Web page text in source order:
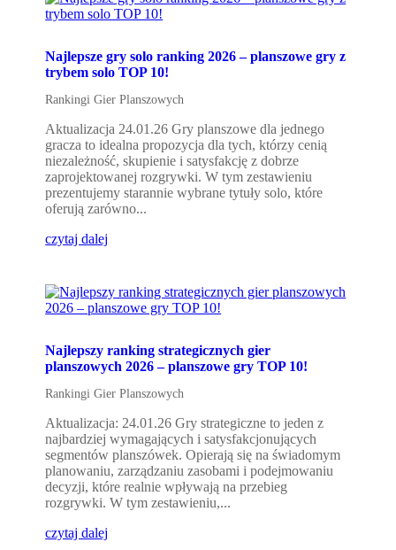
Najlepsze gry solo ranking 2026 – planszowe gry z
trybem solo TOP 10!
Rankingi Gier Planszowych
Aktualizacja 24.01.26 Gry planszowe dla jednego
gracza to idealna propozycja dla tych, którzy cenią
niezależność, skupienie i satysfakcję z dobrze
zaprojektowanej rozgrywki. W tym zestawieniu
prezentujemy starannie wybrane tytuły solo, które
oferują zarówno...
czytaj dalej
Najlepszy ranking strategicznych gier
planszowych 2026 – planszowe gry TOP 10!
Rankingi Gier Planszowych
Aktualizacja: 24.01.26 Gry strategiczne to jeden z
najbardziej wymagających i satysfakcjonujących
segmentów planszówek. Opierają się na świadomym
planowaniu, zarządzaniu zasobami i podejmowaniu
decyzji, które realnie wpływają na przebieg
rozgrywki. W tym zestawieniu,...
czytaj dalej